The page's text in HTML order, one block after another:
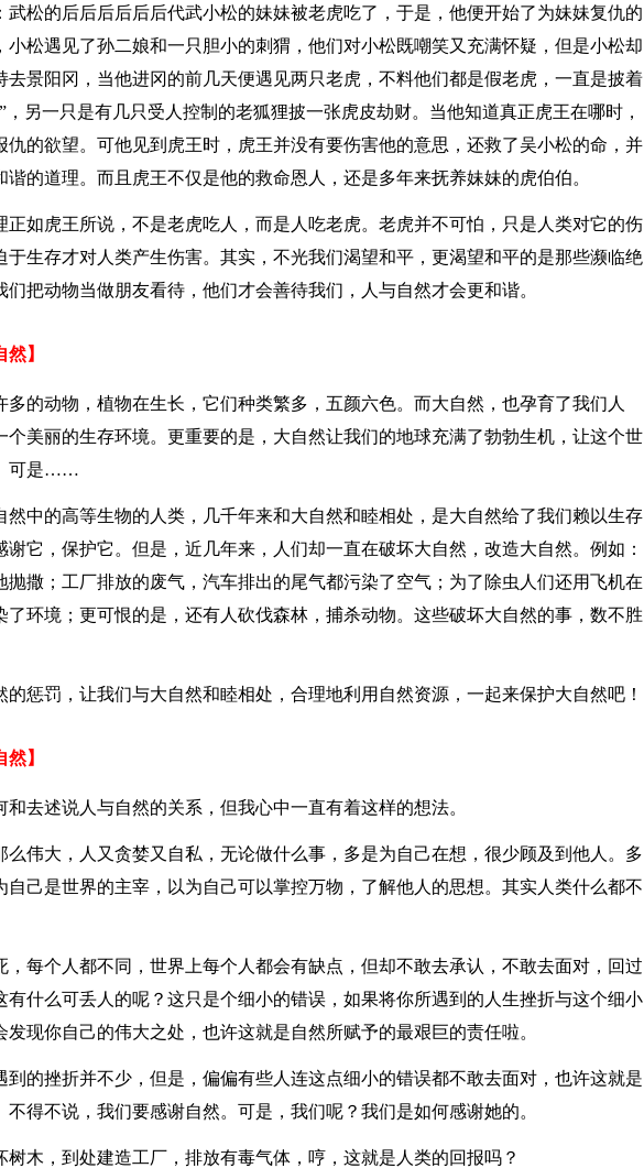
武松的后后后后后后代武小松的妹妹被老虎吃了，于是，他便开始了为妹妹复仇的
小松遇见了孙二娘和一只胆小的刺猬，他们对小松既嘲笑又充满怀疑，但是小松却
去景阳冈，当他进冈的前几天便遇见两只老虎，不料他们都是假老虎，一直是披着
，另一只是有几只受人控制的老狐狸披一张虎皮劫财。当他知道真正虎王在哪时，
仇的欲望。可他见到虎王时，虎王并没有要伤害他的意思，还救了吴小松的命，并
谐的道理。而且虎王不仅是他的救命恩人，还是多年来抚养妹妹的虎伯伯。
正如虎王所说，不是老虎吃人，而是人吃老虎。老虎并不可怕，只是人类对它的伤
于生存才对人类产生伤害。其实，不光我们渴望和平，更渴望和平的是那些濒临绝
们把动物当做朋友看待，他们才会善待我们，人与自然才会更和谐。
】
多的动物，植物在生长，它们种类繁多，五颜六色。而大自然，也孕育了我们人
个美丽的生存环境。更重要的是，大自然让我们的地球充满了勃勃生机，让这个世
可是……
然中的高等生物的人类，几千年来和大自然和睦相处，是大自然给了我们赖以生存
谢它，保护它。但是，近几年来，人们却一直在破坏大自然，改造大自然。例如：
抛撒；工厂排放的废气，汽车排出的尾气都污染了空气；为了除虫人们还用飞机在
了环境；更可恨的是，还有人砍伐森林，捕杀动物。这些破坏大自然的事，数不胜
的惩罚，让我们与大自然和睦相处，合理地利用自然资源，一起来保护大自然吧！
】
和去述说人与自然的关系，但我心中一直有着这样的想法。
么伟大，人又贪婪又自私，无论做什么事，多是为自己在想，很少顾及到他人。多
自己是世界的主宰，以为自己可以掌控万物，了解他人的思想。其实人类什么都不
，每个人都不同，世界上每个人都会有缺点，但却不敢去承认，不敢去面对，回过
有什么可丢人的呢？这只是个细小的错误，如果将你所遇到的人生挫折与这个细小
发现你自己的伟大之处，也许这就是自然所赋予的最艰巨的责任啦。
到的挫折并不少，但是，偏偏有些人连这点细小的错误都不敢去面对，也许这就是
不得不说，我们要感谢自然。可是，我们呢？我们是如何感谢她的。
树木，到处建造工厂，排放有毒气体，哼，这就是人类的回报吗？